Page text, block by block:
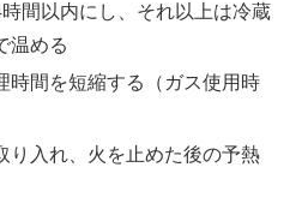
間以内にし、それ以上は冷蔵
温める
時間を短縮する（ガス使用時
り入れ、火を止めた後の予熱